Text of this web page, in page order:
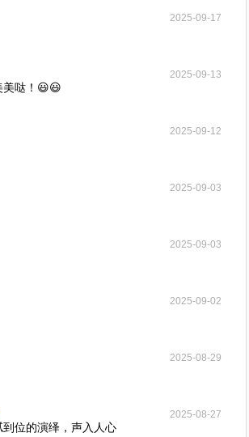
2025-09-17
2025-09-13
美哒！😃😃
2025-09-12
2025-09-03
2025-09-03
2025-09-02
2025-08-29
2025-08-27
位的演绎，声入人心